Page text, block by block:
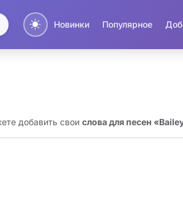
Новинки Популярное
добавить свои слова для песен